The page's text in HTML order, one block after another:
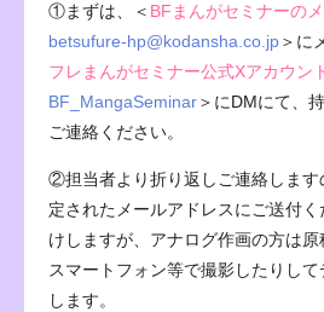
①まずは、＜ BFまんがセミナーの
betsufure-hp@kodansha.co.jp＞に
フレまんがセミナー公式Xアカウン
BF_MangaSeminar＞にDMにて、
ご連絡ください。
②担当者より折り返しご連絡します
定されたメールアドレスにご送付
けしますが、アナログ作画の方は原
スマートフォン等で撮影したりし
します。